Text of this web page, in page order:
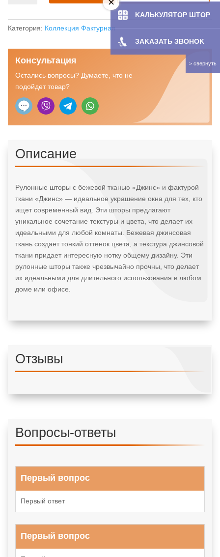
с
Джинс
латте
(Германия)
Категория: Коллекция Фактурная
Консультация
Остались вопросы? Думаете, что не
подойдет товар?
Описание
Рулонные шторы с бежевой тканью «Джинс» и фактурой
ткани «Джинс» — идеальное украшение окна для тех, кто
ищет современный вид. Эти шторы предлагают
уникальное сочетание текстуры и цвета, что делает их
идеальными для любой комнаты. Бежевая джинсовая
ткань создает тонкий оттенок цвета, а текстура джинсовой
ткани придает интересную нотку общему дизайну. Эти
рулонные шторы также чрезвычайно прочны, что делает
их идеальными для длительного использования в любом
доме или офисе.
Отзывы
Вопросы-ответы
Первый вопрос
Первый ответ
Первый вопрос
KAЛЬКУЛЯТOP ШТОР
ЗAKAЗATЬ ЗBOHOK